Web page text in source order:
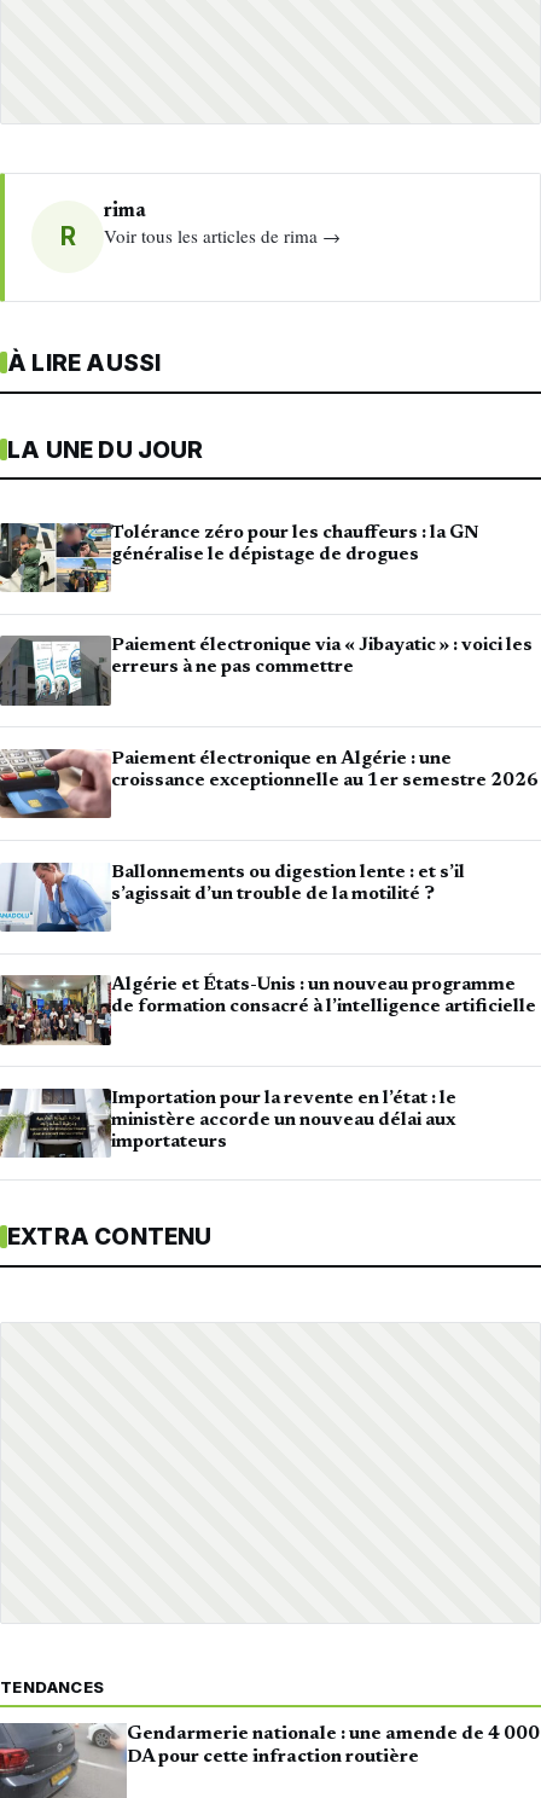
R
rima
Voir tous les articles de rima →
À LIRE AUSSI
LA UNE DU JOUR
Tolérance zéro pour les chauffeurs : la GN
généralise le dépistage de drogues
Paiement électronique via « Jibayatic » : voici les
erreurs à ne pas commettre
Paiement électronique en Algérie : une
croissance exceptionnelle au 1er semestre 2026
Ballonnements ou digestion lente : et s’il
s’agissait d’un trouble de la motilité ?
Algérie et États-Unis : un nouveau programme
de formation consacré à l’intelligence artificielle
Importation pour la revente en l’état : le
ministère accorde un nouveau délai aux
importateurs
EXTRA CONTENU
TENDANCES
Gendarmerie nationale : une amende de 4 000
DA pour cette infraction routière